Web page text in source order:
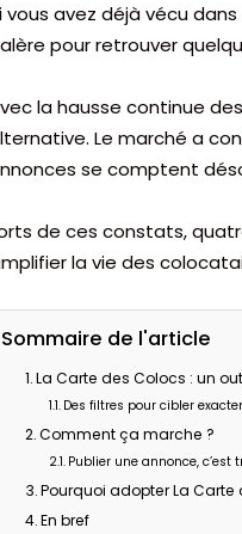
vous avez déjà vécu
pour retrouver
la hausse continue
Le marché a
se comptent
de ces constats,
la vie des
Sommaire de l'article
La Carte des Colocs : un
Des filtres pour cibler
Comment ça marche ?
Publier une annonce, c’est
Pourquoi adopter La Carte
En bref